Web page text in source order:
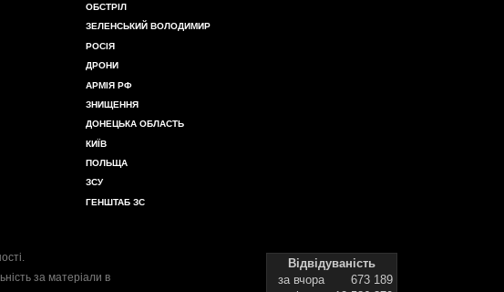
ОБСТРІЛ
ЗЕЛЕНСЬКИЙ ВОЛОДИМИР
РОСІЯ
ДРОНИ
АРМІЯ РФ
ЗНИЩЕННЯ
ДОНЕЦЬКА ОБЛАСТЬ
КИЇВ
ПОЛЬЩА
ЗСУ
ГЕНШТАБ ЗС
.
за матеріали в
Відвідуваність
за вчора
673 189